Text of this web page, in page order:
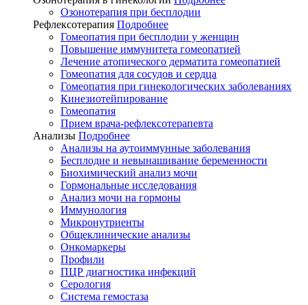
Озонотерапия при бесплодии
Рефлексотерапия Подробнее
Гомеопатия при бесплодии у женщин
Повышение иммунитета гомеопатией
Лечение атопического дерматита гомеопатией
Гомеопатия для сосудов и сердца
Гомеопатия при гинекологических заболеваниях
Кинезиотейпирование
Гомеопатия
Прием врача-рефлексотерапевта
Анализы Подробнее
Анализы на аутоиммунные заболевания
Бесплодие и невынашивание беременности
Биохимический анализ мочи
Гормональные исследования
Анализ мочи на гормоны
Иммунология
Микронутриенты
Общеклинические анализы
Онкомаркеры
Профили
ПЦР диагностика инфекций
Серология
Система гемостаза